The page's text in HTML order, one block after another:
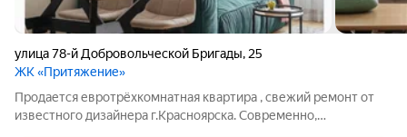
улица 78-й Добровольческой Бригады, 25
ЖК «Притяжение»
Продается евротрёхкомнатная квартира , свежий ремонт от
известного дизайнера г.Красноярска. Современно,